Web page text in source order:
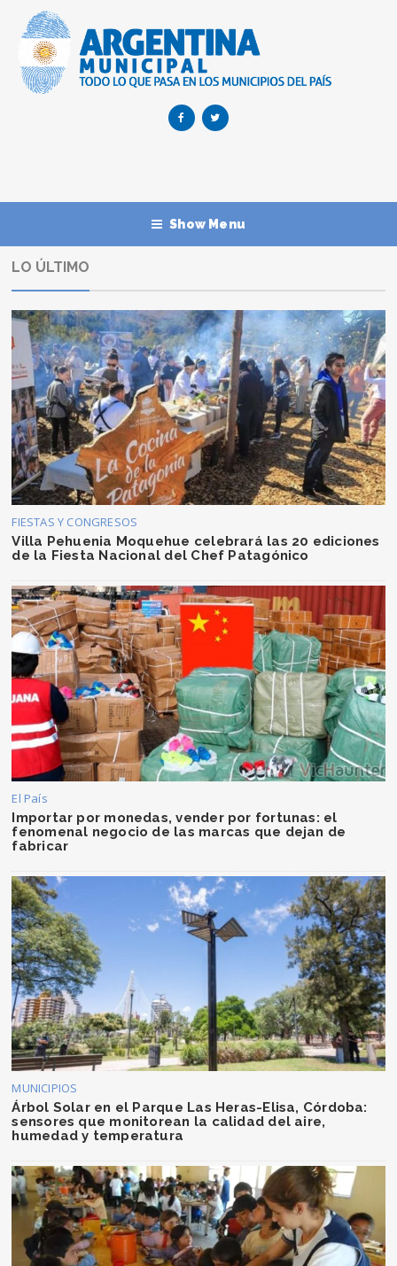
Show Menu
LO ÚLTIMO
FIESTAS Y CONGRESOS
Villa Pehuenia Moquehue celebrará las 20 ediciones
de la Fiesta Nacional del Chef Patagónico
El País
Importar por monedas, vender por fortunas: el
fenomenal negocio de las marcas que dejan de
fabricar
MUNICIPIOS
Árbol Solar en el Parque Las Heras-Elisa, Córdoba:
sensores que monitorean la calidad del aire,
humedad y temperatura